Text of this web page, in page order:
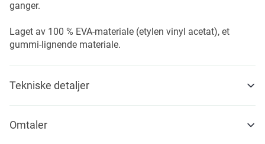
ganger.
Laget av 100 % EVA-materiale (etylen vinyl acetat), et
gummi-lignende materiale.
Tekniske detaljer
Omtaler